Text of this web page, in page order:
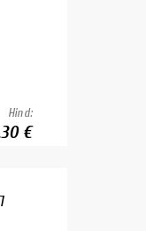
Hind:
€